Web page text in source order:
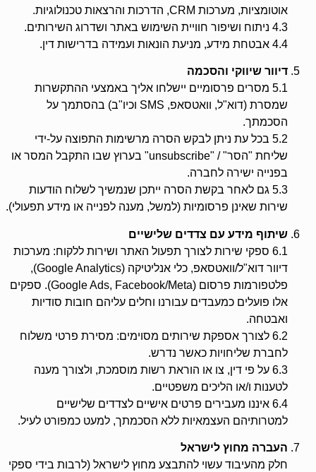
אוטומציות, מערכות CRM, הדרכות והרצאות טכנולוגיות.
4.3 ניתוח ושיפור חוויית השימוש באתר ושדרוג השירותים.
4.4 אבטחת מידע, מניעת הונאות ועמידה בדרישות דין.
דיוור שיווקי והסכמה
5.1 מסרים פרסומיים יישלחו אליך באמצעי ההתקשרות
שמסרת (דוא"ל, וואטסאפ, SMS וכיו"ב) בהסתמך על
הסכמתך.
5.2 בכל עת ניתן לבקש הסרה מרשימות התפוצה על‑ידי
שליחת "הסר" / "unsubscribe" בערוץ שבו התקבל המסר או
בפנייה ישירה לחברה.
5.3 גם לאחר בקשת הסרה ייתכן שנמשיך לשלוח הודעות
שירות שאינן פרסומיות (למשל, מענה לפנייה או מידע תפעולי).
שיתוף מידע עם צדדים שלישיים
6.1 ספקי שירות לצורך תפעול האתר ושירות ללקוח: מערכות
דיוור דוא"ל/וואטסאפ, כלי אנליטיקה (Google Analytics),
פלטפורמות פרסום (Google Ads, Facebook/Meta). ספקים
אלו פועלים כמעבדים עבורנו וחלים עליהם חובות סודיות
ואבטחה.
6.2 לצורך אספקת שירותים מסוימים: מסירת פרטי משלוח
לחברת שליחויות כאשר נדרש.
6.3 על פי דין, צו או הוראת רשות מוסמכת, ולצורך מענה
לטענות ו/או הליכים משפטיים.
6.4 איננו מעבירים פרטים אישיים לצדדים שלישיים
למטרותיהם העצמאיות ללא הסכמתך, למעט כמפורט לעיל.
העברה מחוץ לישראל
חלק מהעיבוד עשוי להתבצע מחוץ לישראל (לרבות בידי ספקי